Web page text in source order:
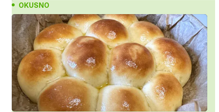
OKUSNO